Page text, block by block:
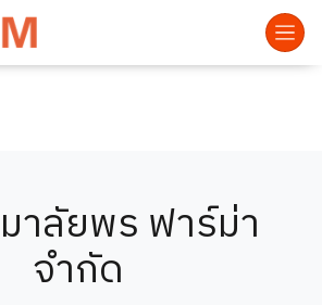
าลัยพร ฟาร์ม่า
จำกัด